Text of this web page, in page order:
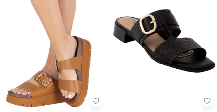
Moleca - Tamanco Moleca